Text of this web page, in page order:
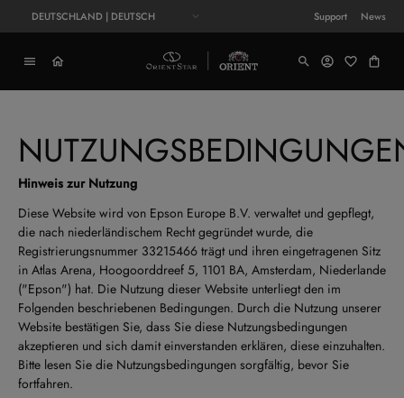
DEUTSCHLAND | DEUTSCH Support News
Hinweis zur Nutzung
Diese Website wird von Epson Europe B.V. verwaltet und gepflegt,
die nach niederländischem Recht gegründet wurde, die
Registrierungsnummer 33215466 trägt und ihren eingetragenen Sitz
in Atlas Arena, Hoogoorddreef 5, 1101 BA, Amsterdam, Niederlande
("Epson") hat. Die Nutzung dieser Website unterliegt den im
Folgenden beschriebenen Bedingungen. Durch die Nutzung unserer
Website bestätigen Sie, dass Sie diese Nutzungsbedingungen
akzeptieren und sich damit einverstanden erklären, diese einzuhalten.
Bitte lesen Sie die Nutzungsbedingungen sorgfältig, bevor Sie
fortfahren.